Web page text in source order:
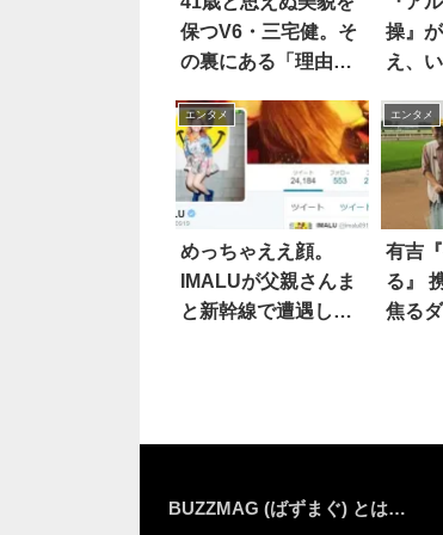
保つV6・三宅健。そ
の裏にある「理由」
操』
え、
エンタメ
めっちゃええ顔。
IMALUが父親さんま
と新幹線で遭遇した
エンタメ
有吉
る』
焦る
BUZZMAG (ばずまぐ) とは…